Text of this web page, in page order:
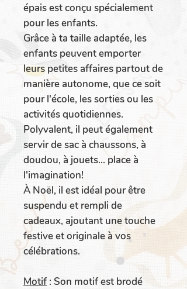
épais est conçu spécialement
pour les enfants.
Grâce à ta taille adaptée, les
enfants peuvent emporter
leurs petites affaires partout de
manière autonome, que ce soit
pour l'école, les sorties ou les
activités quotidiennes.
Polyvalent, il peut également
servir de sac à chaussons, à
doudou, à jouets... place à
l'imagination!
À Noël, il est idéal pour être
suspendu et rempli de
cadeaux, ajoutant une touche
festive et originale à vos
célébrations.
Motif : Son motif est brodé